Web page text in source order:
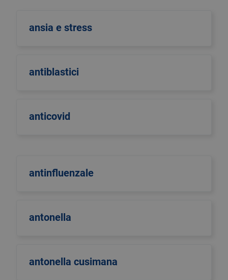
ansia e stress
antiblastici
anticovid
antinfluenzale
antonella
antonella cusimana